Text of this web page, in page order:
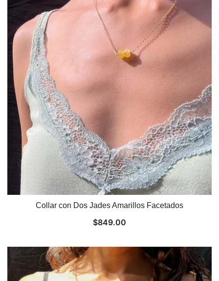
Collar con Dos Jades Amarillos Facetados
$849.00